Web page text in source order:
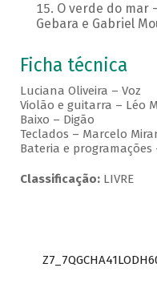
O verde do mar
Gebara e Gabriel
Ficha técnica
Luciana Oliveira – Voz
Violão e guitarra – Léo
Baixo – Digão
Teclados – Marcelo
Bateria e
Classificação:LIVRE